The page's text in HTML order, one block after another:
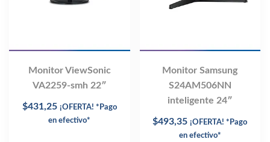
Monitor ViewSonic
VA2259-smh 22″
$431,25 ¡OFERTA! *Pago
en efectivo*
Monitor Samsung
S24AM506NN
inteligente 24″
$493,35 ¡OFERTA! *Pago
en efectivo*